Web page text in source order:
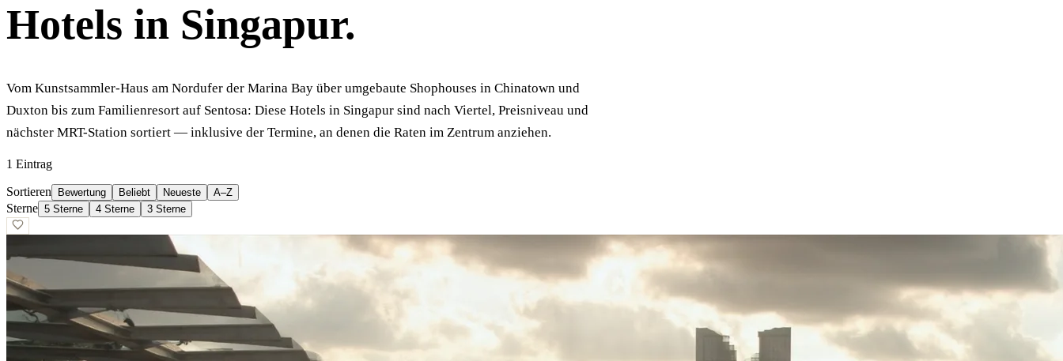
Hotels in Singapur.
Vom Kunstsammler-Haus am Nordufer der Marina Bay über umgebaute Shophouses in Chinatown und
Duxton bis zum Familienresort auf Sentosa: Diese Hotels in Singapur sind nach Viertel, Preisniveau und
nächster MRT-Station sortiert — inklusive der Termine, an denen die Raten im Zentrum anziehen.
1 Eintrag
Sortieren Bewertung Beliebt Neueste A–Z
Sterne 5 Sterne 4 Sterne 3 Sterne